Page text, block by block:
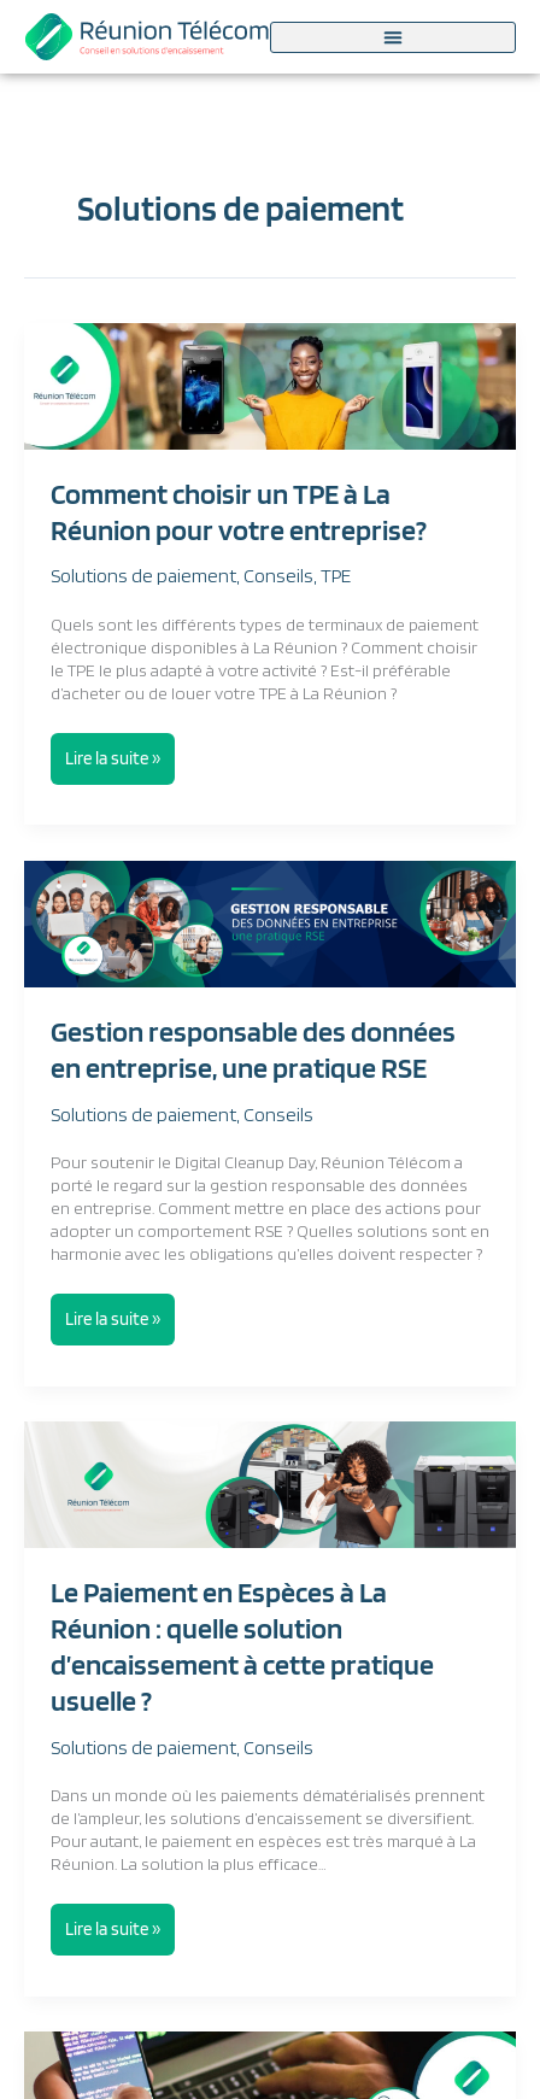
contenu
Solutions de paiement
Comment choisir un TPE à La
Réunion pour votre entreprise?
Solutions de paiement, Conseils, TPE
Quels sont les différents types de terminaux de paiement
électronique disponibles à La Réunion ? Comment choisir
le TPE le plus adapté à votre activité ? Est-il préférable
d’acheter ou de louer votre TPE à La Réunion ?
Comment
choisir
un
TPE
La
pour
entreprise?
Lire la suite »
Gestion responsable des données
en entreprise, une pratique RSE
Solutions de paiement, Conseils
Pour soutenir le Digital Cleanup Day, Réunion Télécom a
porté le regard sur la gestion responsable des données
en entreprise. Comment mettre en place des actions pour
adopter un comportement RSE ? Quelles solutions sont en
harmonie avec les obligations qu’elles doivent respecter ?
Gestion
responsable
des
données
en
entreprise,
pratique
Lire la suite »
Le Paiement en Espèces à La
Réunion : quelle solution
d’encaissement à cette pratique
usuelle ?
Solutions de paiement, Conseils
Dans un monde où les paiements dématérialisés prennent
de l’ampleur, les solutions d’encaissement se diversifient.
Pour autant, le paiement en espèces est très marqué à La
Réunion. La solution la plus efficace…
Espèces
La
:
quelle
solution
d’encaissement
cette
usuelle
Lire la suite »
Fraude
aux
TPE,